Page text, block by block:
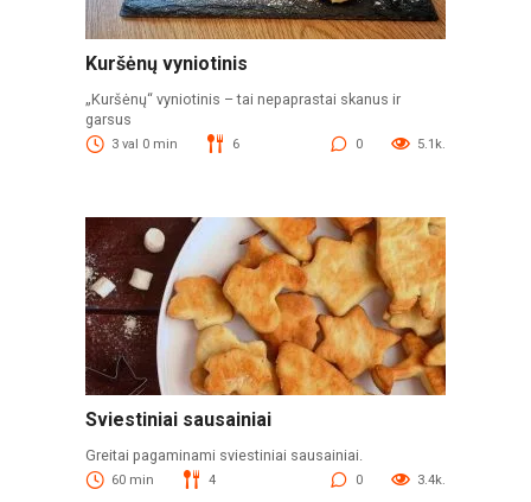
Kuršėnų vyniotinis
„Kuršėnų“ vyniotinis – tai nepaprastai skanus ir
garsus
3 val 0 min 6 0 5.1k.
Sviestiniai sausainiai
Greitai pagaminami sviestiniai sausainiai.
60 min 4 0 3.4k.